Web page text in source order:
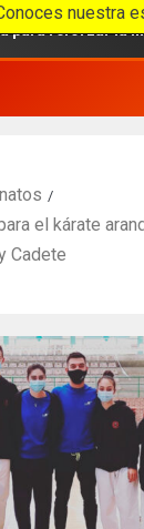
nuestra
la
el kárate
Cadete